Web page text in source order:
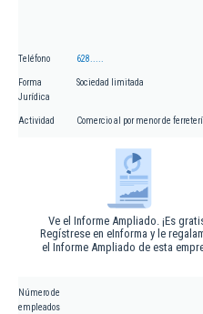
Teléfono 628.....
Forma
Jurídica
Sociedad limitada
Actividad Comercio al por menor de
Ve el Informe Ampliado. ¡Es
Regístrese en eInforma y le
el Informe Ampliado de esta
Número de
empleados